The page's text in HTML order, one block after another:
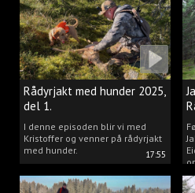
17:55
Rådyrjakt med hunder 2025,
del 1.
I denne episoden blir vi med
Kristoffer og venner på rådyrjakt
med hunder.